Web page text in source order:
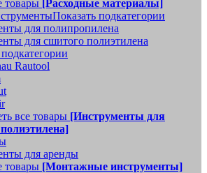
товары [Расходные материалы]
Показать подкатегории
для полипропилена
для сшитого полиэтилена
Rautool
все товары [Инструменты для
для аренды
товары [Монтажные инструменты]